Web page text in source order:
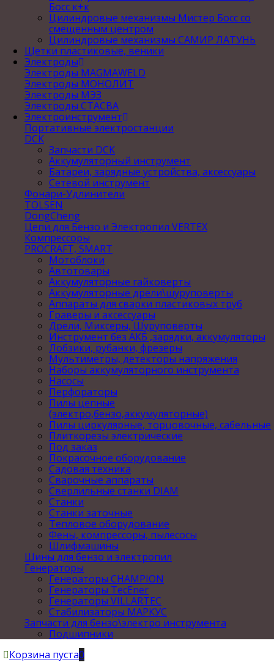
Босс к+к
Цилиндровые механизмы Мистер Босс со
смещенным центром
Цилиндровые механизмы САМИР ЛАТУНЬ
Щетки пластиковые, веники
Электроды
Электроды MAGMAWELD
Электроды МОНОЛИТ
Электроды МЭЗ
Электроды СТАСВА
Электроинструмент
Портативные электростанции
DCK
Запчасти DCK
Аккумуляторный инструмент
Батареи, зарядные устройства, аксессуары
Сетевой инструмент
Фонари-Удлинители
TOLSEN
DongCheng
Цепи для Бензо и Электропил VERTEX
Компрессоры
PROCRAFT, SMART
Мотоблоки
Автотовары
Аккумуляторные гайковерты
Аккумуляторные дрели\шуруповерты
Аппараты для сварки пластиковых труб
Граверы и аксессуары
Дрели, Миксеры, Шуруповерты
Инструмент без АКБ ,зарядки, аккумуляторы
Лобзики, рубанки, фрезеры
Мультиметры, детекторы напряжения
Наборы аккумуляторного инструмента
Насосы
Перфораторы
Пилы цепные
(электро,бензо,аккумуляторные)
Пилы циркулярные, торцовочные, сабельные
Плиткорезы электрические
Под заказ
Покрасочное оборудование
Садовая техника
Сварочные аппараты
Сверлильные станки DIAM
Станки
Станки заточные
Тепловое оборудование
Фены, компрессоры, пылесосы
Шлифмашины
Шины для бензо и электропил
Генераторы
Генераторы CHAMPION
Генераторы TecEner
Генераторы VILLARTEC
Стабилизаторы МАРКУС
Запчасти для бензо\электро инструмента
Подшипники
Корзина пуста0